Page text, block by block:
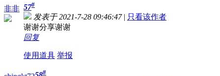
非非 57#
发表于 2021-7-28 09:46:47 | 只看该作者
谢谢分享谢谢
回复
使用道具 举报
#